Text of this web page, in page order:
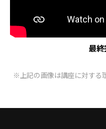
最
※上記の画像は講座に対する